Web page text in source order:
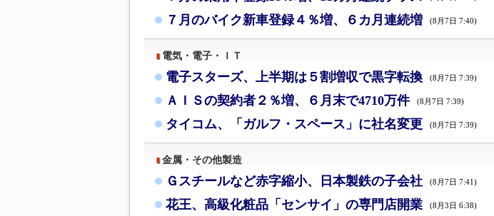
７月のバイク新車登録４％増、６カ月連続増 (8月7日 7:40)
電気・電子・ＩＴ
電子スターズ、上半期は５割増収で黒字転換 (8月7日 7:39)
ＡＩＳの契約者２％増、６月末で4710万件 (8月7日 7:39)
タイコム、「ガルフ・スペース」に社名変更 (8月7日 7:39)
金属・その他製造
Ｇスチールなど赤字縮小、日本製鉄の子会社 (8月7日 7:41)
花王、高級化粧品「センサイ」の専門店開業 (8月3日 6:38)